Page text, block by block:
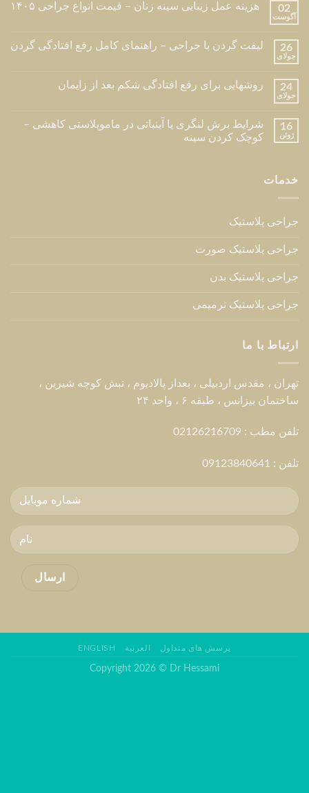
02
آگوست
هزینه عمل زیبایی سینه زنان – قیمت انواع جراحی ۱۴۰۵
26
جولای
لیفت گردن با جراحی – راهنمای کامل رفع افتادگی گردن
24
جولای
روشهایی برای رفع افتادگی شکم بعد از زایمان
16
ژوئن
شرایط برش لنگری یا آبنباتی در ماموپلاستی کاهشی –
کوچک کردن سینه
خدمات
جراحی پلاستیک
جراحی پلاستیک صورت
جراحی پلاستیک بدن
جراحی پلاستیک ترمیمی
ارتباط با ما
تهران ، مقدس اردبیلی ، بعداز پالادیوم ، نبش کوچه شیرین ،
ساختمان بیزانس ، طبقه ۶ ، واحد ۲۴
تلفن مطب : 02126216709
تلفن : 09123840641
پرسش های متداول العربية ENGLISH
Copyright 2026 © Dr Hessami